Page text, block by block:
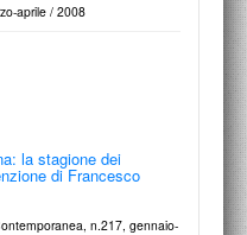
n.241, estate /
aprile / 2008
la stagione dei
di Francesco
n.217, gennaio-